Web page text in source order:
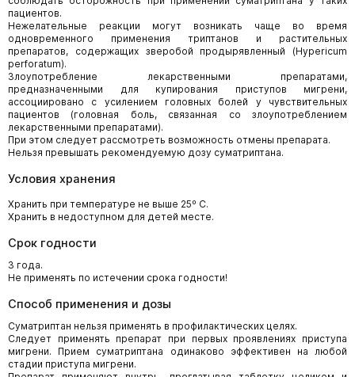
пациентов.
Нежелательные реакции могут возникать чаще во время
одновременного применения триптанов и растительных
препаратов, содержащих зверобой продырявленный (Hypericum
perforatum).
Злоупотребление лекарственными препаратами,
предназначенными для купирования приступов мигрени,
ассоциировано с усилением головных болей у чувствительных
пациентов (головная боль, связанная со злоупотреблением
лекарственными препаратами).
При этом следует рассмотреть возможность отмены препарата.
Нельзя превышать рекомендуемую дозу суматриптана.
Условия хранения
Хранить при температуре не выше 25º С.
Хранить в недоступном для детей месте.
Срок годности
3 года.
Не применять по истечении срока годности!
Способ применения и дозы
Суматриптан нельзя применять в профилактических целях.
Следует применять препарат при первых проявлениях приступа
мигрени. Прием суматриптана одинаково эффективен на любой
стадии приступа мигрени.